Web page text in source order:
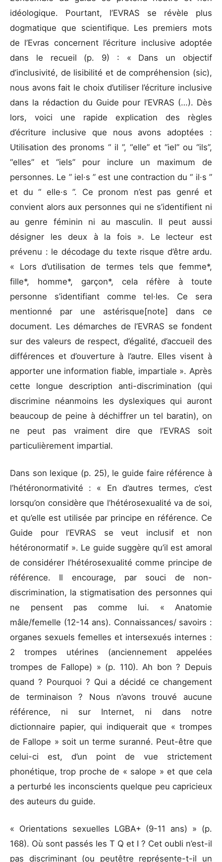
idéologique. Pourtant, l’EVRAS se révèle plus
dogmatique que scientifique. Les premiers mots
de l’Evras concernent l’écriture inclusive adoptée
dans le recueil (p. 9) : « Dans un objectif
d’inclusivité, de lisibilité et de compréhension (sic),
nous avons fait le choix d’utiliser l’écriture inclusive
dans la rédaction du Guide pour l’EVRAS (…). Dès
lors, voici une rapide explication des règles
d’écriture inclusive que nous avons adoptées :
Utilisation des pronoms “ il ”, “elle” et “iel” ou “ils”,
“elles” et “iels” pour inclure un maximum de
personnes. Le ” iel·s ” est une contraction du “ il·s ”
et du “ elle·s ”. Ce pronom n’est pas genré et
convient alors aux personnes qui ne s’identifient ni
au genre féminin ni au masculin. Il peut aussi
désigner les deux à la fois ». Le lecteur est
prévenu : le décodage du texte risque d’être ardu.
« Lors d’utilisation de termes tels que femme*,
fille*, homme*, garçon*, cela réfère à toute
personne s’identifiant comme tel·les. Ce sera
mentionné par une astérisque[note] dans ce
document. Les démarches de l’EVRAS se fondent
sur des valeurs de respect, d’égalité, d’accueil des
différences et d’ouverture à l’autre. Elles visent à
apporter une information fiable, impartiale ». Après
cette longue description anti-discrimination (qui
discrimine néanmoins les dyslexiques qui auront
beaucoup de peine à déchiffrer un tel baratin), on
ne peut pas vraiment dire que l’EVRAS soit
particulièrement impartial.
Dans son lexique (p. 25), le guide faire référence à
l’hétéronormativité : « En d’autres termes, c’est
lorsqu’on considère que l’hétérosexualité va de soi,
et qu’elle est utilisée par principe en référence. Ce
Guide pour l’EVRAS se veut inclusif et non
hétéronormatif ». Le guide suggère qu’il est amoral
de considérer l’hétérosexualité comme principe de
référence. Il encourage, par souci de non-
discrimination, la stigmatisation des personnes qui
ne pensent pas comme lui. « Anatomie
mâle/femelle (12-14 ans). Connaissances/ savoirs :
organes sexuels femelles et intersexués internes :
2 trompes utérines (anciennement appelées
trompes de Fallope) » (p. 110). Ah bon ? Depuis
quand ? Pourquoi ? Qui a décidé ce changement
de terminaison ? Nous n’avons trouvé aucune
référence, ni sur Internet, ni dans notre
dictionnaire papier, qui indiquerait que « trompes
de Fallope » soit un terme suranné. Peut-être que
celui-ci est, d’un point de vue strictement
phonétique, trop proche de « salope » et que cela
a perturbé les inconscients quelque peu capricieux
des auteurs du guide.
« Orientations sexuelles LGBA+ (9-11 ans) » (p.
168). Où sont passés les T Q et I ? Cet oubli n’est-il
pas discriminant (ou peutêtre représente-t-il un